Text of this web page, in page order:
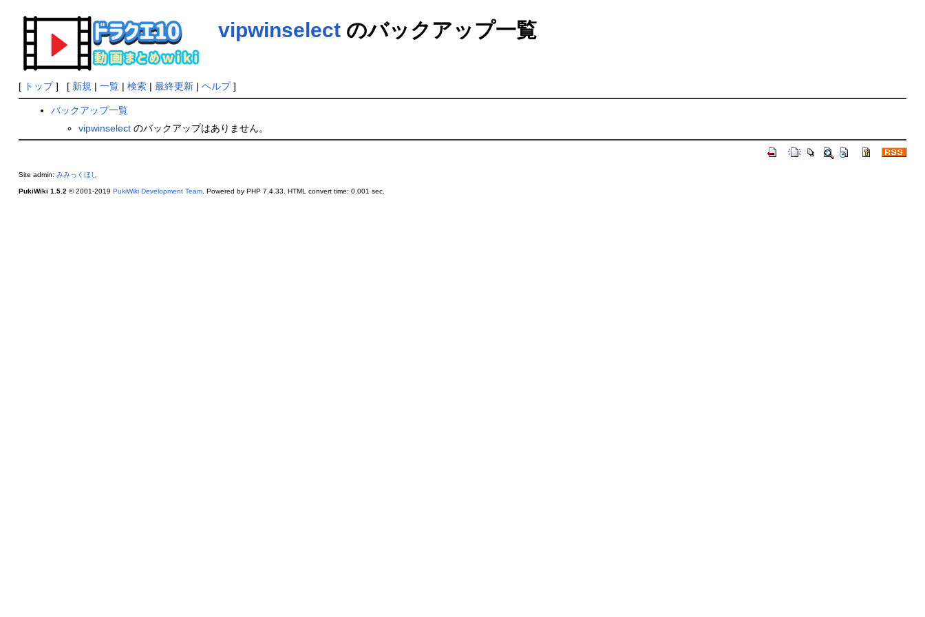
vipwinselectのバックアップ一覧
[ トップ] [ 新規 | 一覧| 検索| 最終更新| ヘルプ]
バックアップ一覧
vipwinselect のバックアップはありません。
Site admin: みみっくほし
PukiWiki 1.5.2 © 2001-2019 PukiWiki Development Team. Powered by PHP 7.4.33. HTML convert time: 0.001 sec.